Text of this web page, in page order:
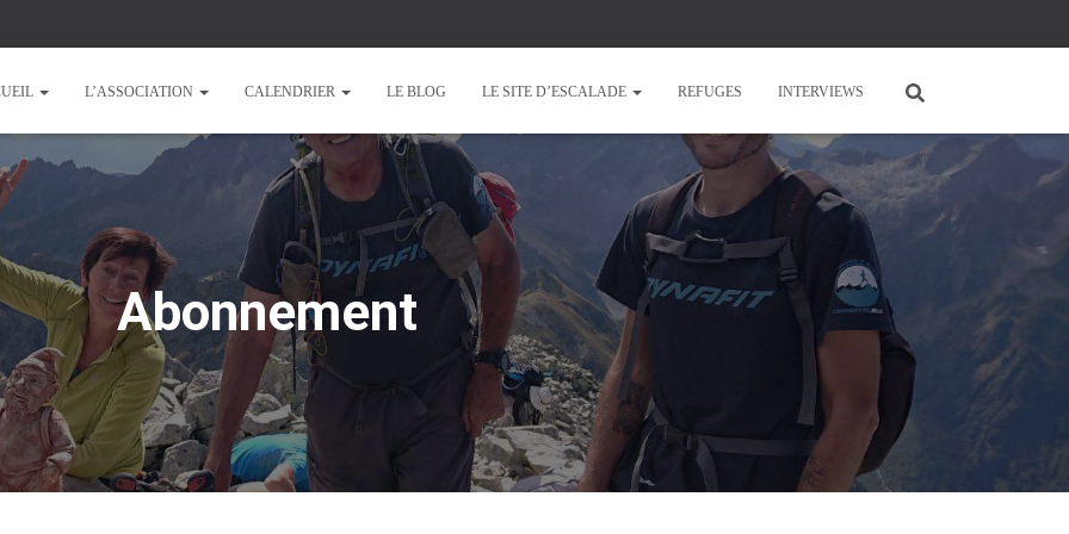
L’ASSOCIATION CALENDRIER LE BLOG LE SITE D’ESCALADE REFUGES INTERVIEWS
Abonnement